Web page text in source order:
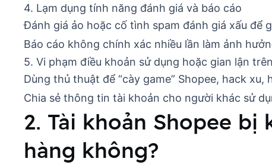
4. Lạm dụng tính năng đánh giá và báo cáo
Đánh giá ảo hoặc cố tình spam đánh giá xấu để
Báo cáo không chính xác nhiều lần làm ảnh
5. Vi phạm điều khoản sử dụng hoặc gian lận
Dùng thủ thuật để “cày game” Shopee, hack xu,
Chia sẻ thông tin tài khoản cho người khác sử
2. Tài khoản Shopee bị
hàng không?